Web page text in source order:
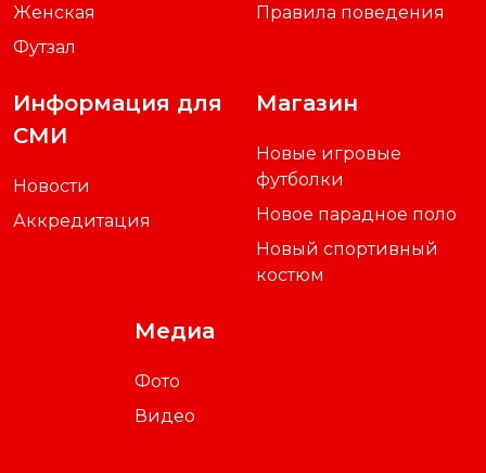
Женская
Футзал
Правила поведения
Информация для
СМИ
Новости
Аккредитация
Магазин
Новые игровые
футболки
Новое парадное поло
Новый спортивный
костюм
Медиа
Фото
Видео